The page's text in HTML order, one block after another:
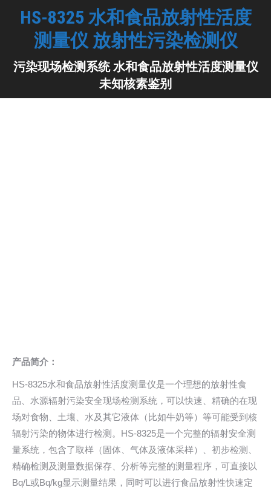
HS-8325 水和食品放射性活度
测量仪 放射性污染检测仪
污染现场检测系统 水和食品放射性活度测量仪
未知核素鉴别
你在这里：
产品简介：
HS-8325水和食品放射性活度测量仪是一个理想的放射性食
品、水源辐射污染安全现场检测系统，可以快速、精确的在现
场对食物、土壤、水及其它液体（比如牛奶等）等可能受到核
辐射污染的物体进行检测。HS-8325是一个完整的辐射安全测
量系统，包含了取样（固体、气体及液体采样）、初步检测、
精确检测及测量数据保存、分析等完整的测量程序，可直接以
Bq/L或Bq/kg显示测量结果，同时可以进行食品放射性快速定